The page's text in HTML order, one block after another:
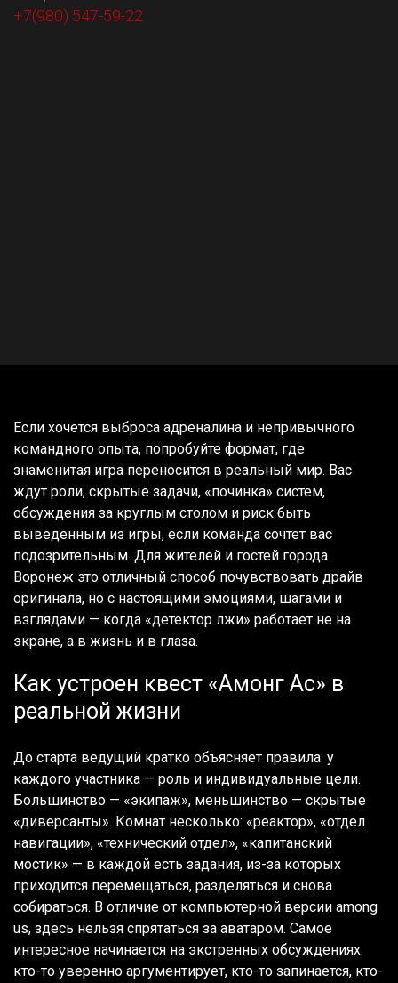
+7(980) 547-59-22
Если хочется выброса адреналина и непривычного
командного опыта, попробуйте формат, где
знаменитая игра переносится в реальный мир. Вас
ждут роли, скрытые задачи, «починка» систем,
обсуждения за круглым столом и риск быть
выведенным из игры, если команда сочтет вас
подозрительным. Для жителей и гостей города
Воронеж это отличный способ почувствовать драйв
оригинала, но с настоящими эмоциями, шагами и
взглядами — когда «детектор лжи» работает не на
экране, а в жизнь и в глаза.
Как устроен квест «Амонг Ас» в
реальной жизни
До старта ведущий кратко объясняет правила: у
каждого участника — роль и индивидуальные цели.
Большинство — «экипаж», меньшинство — скрытые
«диверсанты». Комнат несколько: «реактор», «отдел
навигации», «технический отдел», «капитанский
мостик» — в каждой есть задания, из-за которых
приходится перемещаться, разделяться и снова
собираться. В отличие от компьютерной версии among
us, здесь нельзя спрятаться за аватаром. Самое
интересное начинается на экстренных обсуждениях:
кто-то уверенно аргументирует, кто-то запинается, кто-